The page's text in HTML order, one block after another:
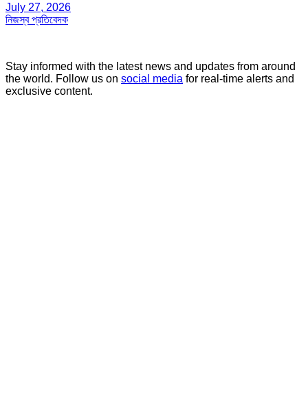
July 27, 2026
নিজস্ব প্রতিবেদক
Stay informed with the latest news and updates from around
the world. Follow us on social media for real-time alerts and
exclusive content.